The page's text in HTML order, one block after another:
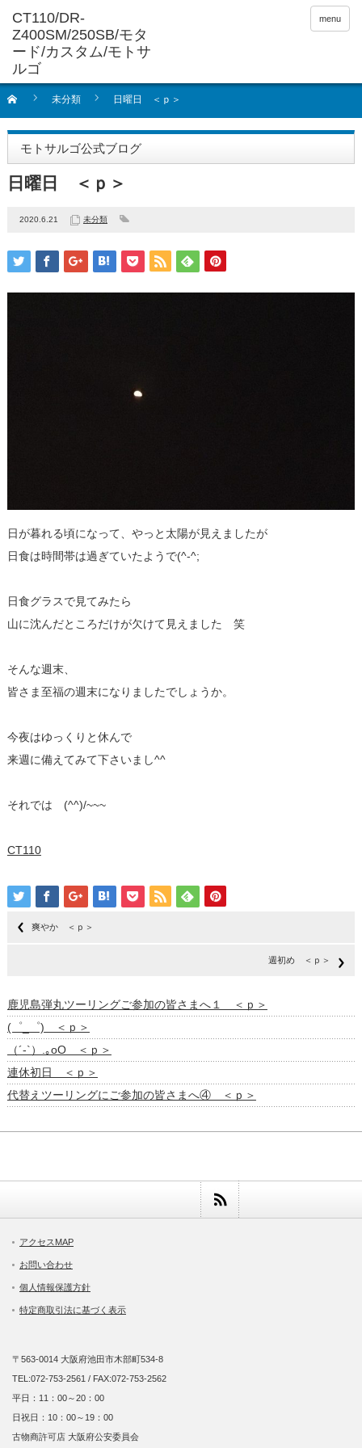
menu
未分類 日曜日 ＜ｐ＞
モトサルゴ公式ブログ
日曜日 ＜ｐ＞
2020.6.21 未分類
日が暮れる頃になって、やっと太陽が見えましたが
日食は時間帯は過ぎていたようで(^-^;
日食グラスで見てみたら
山に沈んだところだけが欠けて見えました 笑
そんな週末、
皆さま至福の週末になりましたでしょうか。
今夜はゆっくりと休んで
来週に備えてみて下さいまし^^
それでは (^^)/~~~
CT110
爽やか ＜ｐ＞
週初め ＜ｐ＞
鹿児島弾丸ツーリングご参加の皆さまへ１ ＜ｐ＞
(゜_゜) ＜ｐ＞
（´-`）.｡oO ＜ｐ＞
連休初日 ＜ｐ＞
代替えツーリングにご参加の皆さまへ④ ＜ｐ＞
アクセスMAP
お問い合わせ
個人情報保護方針
特定商取引法に基づく表示
〒563-0014 大阪府池田市木部町534-8
TEL:072-753-2561 / FAX:072-753-2562
平日：11：00～20：00
日祝日：10：00～19：00
古物商許可店 大阪府公安委員会